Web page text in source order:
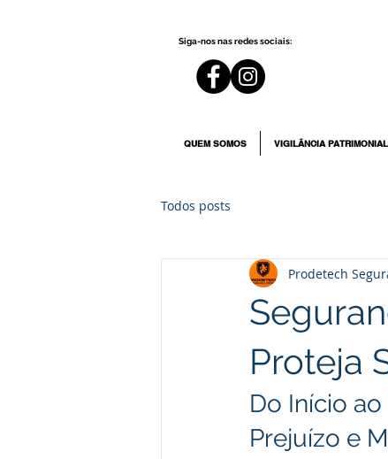
Siga-nos nas redes sociais:
QUEM SOMOS VIGILÂNCIA PATRIMONIAL
Todos posts
Proteja
Prodetech
Do Início
Prejuízo e